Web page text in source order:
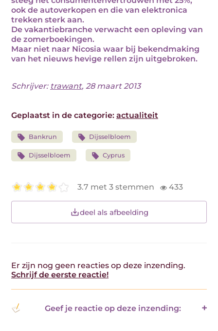
ook de autoverkopen en die van elektronica
trekken sterk aan.
De vakantiebranche verwacht een opleving van
de zomerboekingen.
Maar niet naar Nicosia waar bij bekendmaking
van het nieuws hevige rellen zijn uitgebroken.
Schrijver: trawant, 28 maart 2013
Geplaatst in de categorie: actualiteit
Bankrun Dijsselbloem
Dijsselbloem Cyprus
3.7 met 3 stemmen 433
deel als afbeelding
Er zijn nog geen reacties op deze inzending.
Schrijf de eerste reactie!
Geef je reactie op deze inzending: